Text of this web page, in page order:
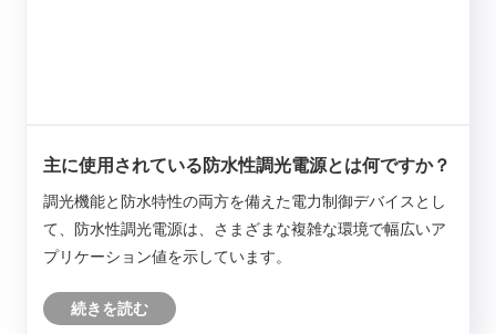
主に使用されている防水性調光電源とは何ですか？
調光機能と防水特性の両方を備えた電力制御デバイスとし
て、防水性調光電源は、さまざまな複雑な環境で幅広いア
プリケーション値を示しています。
続きを読む